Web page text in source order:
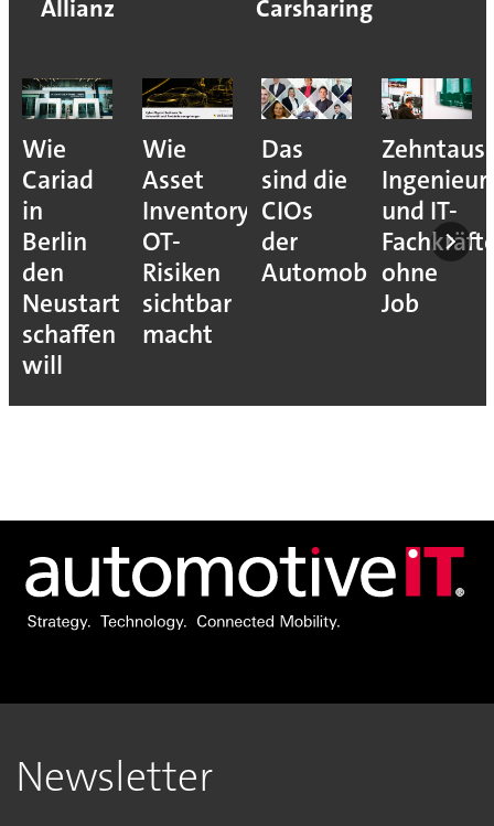
Allianz Carsharing
Wie
Asset
Inventory
OT-
Risiken
sichtbar
macht
Das
sind die
CIOs
der
Automobilindustrie
Zehntausende
Ingenieure
und IT-
Fachkräfte
ohne
Zoox
darf
Fahrten
mit
Robotaxis
Newsletter